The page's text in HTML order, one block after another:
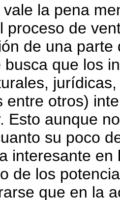
vale la pena
proceso de
de una
que los
entre otros)
Esto aunque
su poco
interesante
de los
que en la